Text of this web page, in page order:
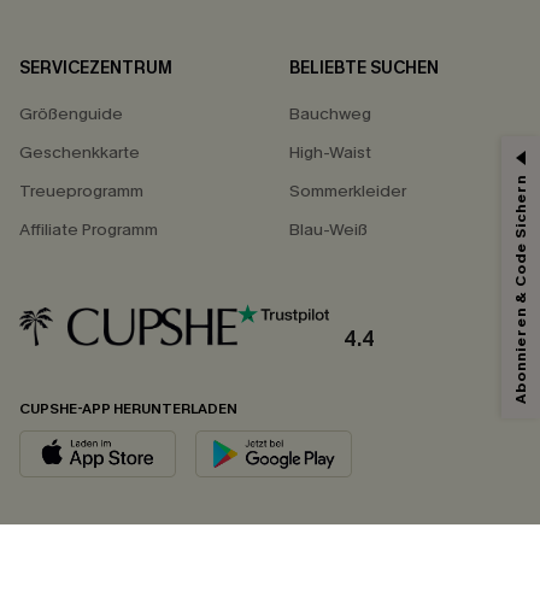
SERVICEZENTRUM
Größenguide
Geschenkkarte
Treueprogramm
Affiliate Programm
BELIEBTE SUCHEN
Bauchweg
High-Waist
Sommerkleider
Blau-Weiß
4.4
CUPSHE-APP HERUNTERLADEN
Abonnieren & Code Sichern